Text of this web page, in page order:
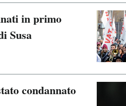
in primo
Susa
condannato